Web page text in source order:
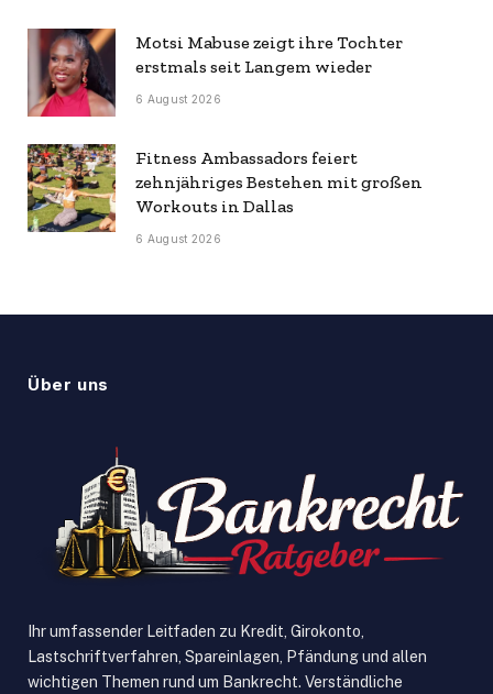
Motsi Mabuse zeigt ihre Tochter
erstmals seit Langem wieder
6 August 2026
Fitness Ambassadors feiert
zehnjähriges Bestehen mit großen
Workouts in Dallas
6 August 2026
Über uns
Ihr umfassender Leitfaden zu Kredit, Girokonto,
Lastschriftverfahren, Spareinlagen, Pfändung und allen
wichtigen Themen rund um Bankrecht. Verständliche